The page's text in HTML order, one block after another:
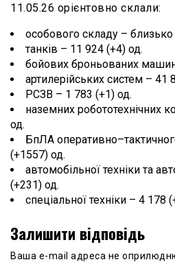
11.05.26 орієнтовно склали:
особового складу –
танків – 11 924 (+4) од.
бойових броньованих
артилерійських систем – 41
РСЗВ – 1 783 (+1) од.
наземних робототехнічних
од.
БпЛА
(+1557) од.
автомобільної техніки та
(+231) од.
спеціальної техніки – 4 178
Залишити відповідь
Ваша e-mail адреса не